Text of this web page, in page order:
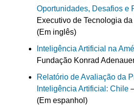
Oportunidades, Desafios e
Executivo de Tecnologia
(Em inglês)
Inteligência Artificial na
Fundação Konrad
Relatório de Avaliação da
Inteligência Artificial: Chile
(Em espanhol)